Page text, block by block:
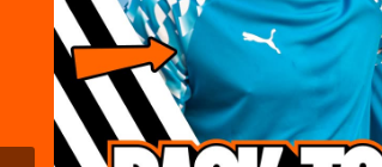
our newsletter.